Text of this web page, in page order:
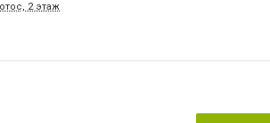
2 этаж